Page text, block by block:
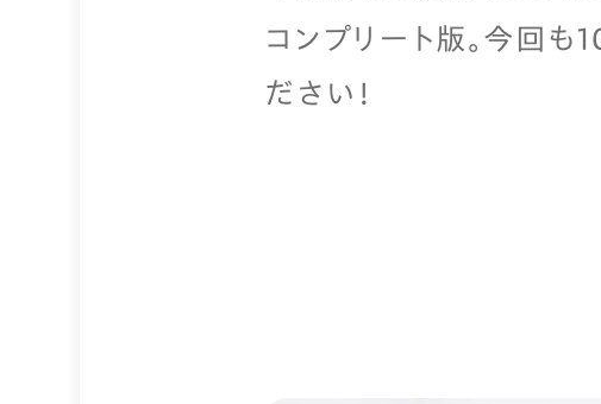
コンプリート版。今回も
ださい！